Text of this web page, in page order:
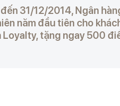
31/12/2014, Ngân
năm đầu tiên cho
Loyalty, tặng ngay 500